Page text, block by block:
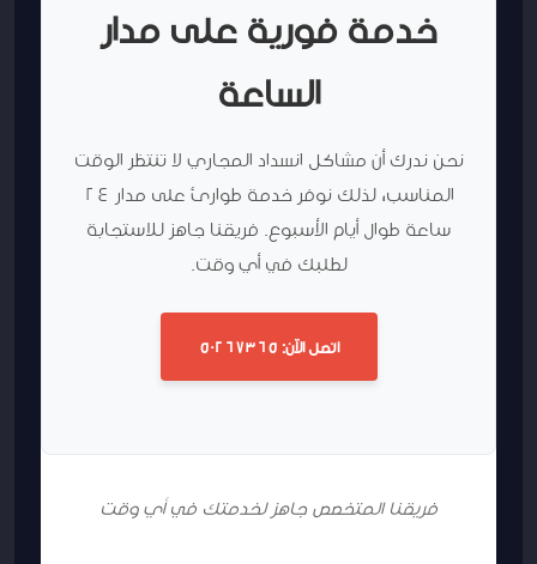
خدمة فورية على مدار
الساعة
نحن ندرك أن مشاكل انسداد المجاري لا تنتظر الوقت
المناسب، لذلك نوفر خدمة طوارئ على مدار 24
ساعة طوال أيام الأسبوع. فريقنا جاهز للاستجابة
لطلبك في أي وقت.
اتصل الآن: 50267365
فريقنا المتخصص جاهز لخدمتك في أي وقت